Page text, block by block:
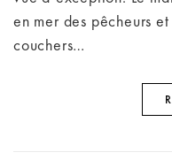
en mer des pêcheurs
couchers…